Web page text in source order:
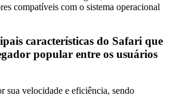
compatíveis com o sistema operacional
características do Safari que
popular entre os usuários
sua velocidade e eficiência, sendo